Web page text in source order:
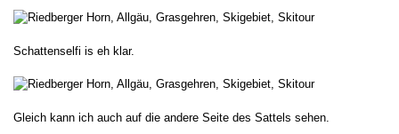
Schattenselfi is eh klar.
Gleich kann ich auch auf die andere Seite des Sattels sehen.